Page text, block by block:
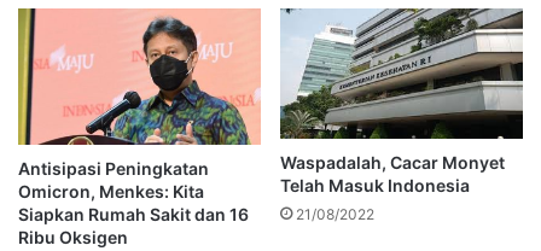
Antisipasi Peningkatan
Omicron, Menkes: Kita
Siapkan Rumah Sakit dan 16
Ribu Oksigen
Waspadalah, Cacar Monyet
Telah Masuk Indonesia
21/08/2022